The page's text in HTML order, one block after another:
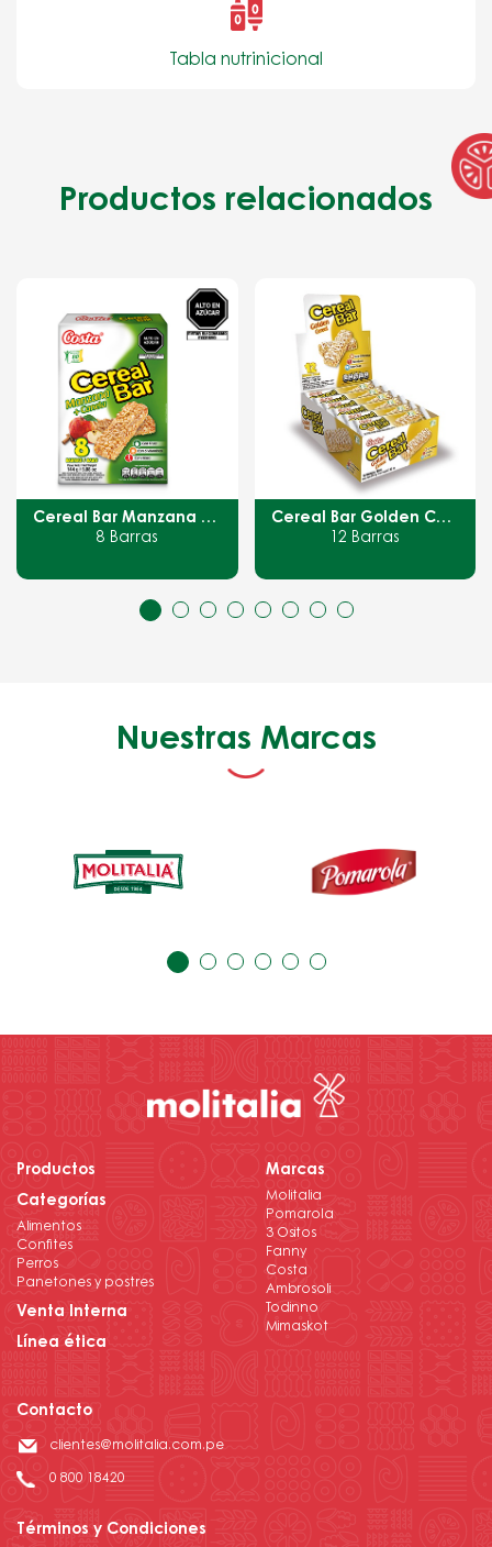
Tabla nutrinicional
Productos relacionados
Cereal Bar Manzana + Canela
Cereal Bar Golden Cereal
Cereal Bar
Nuestras Marcas
Productos
Categorías
Alimentos
Confites
Perros
Panetones y postres
Venta Interna
Línea ética
Marcas
Molitalia
Pomarola
3 Ositos
Fanny
Costa
Ambrosoli
Todinno
Mimaskot
Contacto
clientes@molitalia.com.pe
0 800 18420
Términos y Condiciones